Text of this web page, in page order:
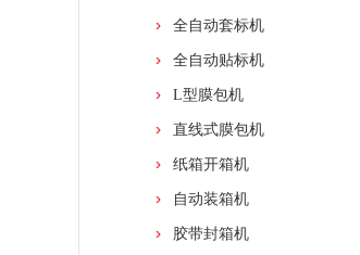
全自动套标机
全自动贴标机
L型膜包机
直线式膜包机
纸箱开箱机
自动装箱机
胶带封箱机